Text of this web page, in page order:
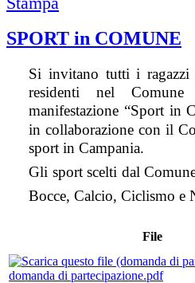
SPORT in COMUNE
Si invitano tutti i ragazzi
residenti nel
manifestazione “Sport in
in collaborazione con il
sport in Campania.
Gli sport scelti dal
Bocce, Calcio, Ciclismo e
File
domanda di partecipazione.pdf